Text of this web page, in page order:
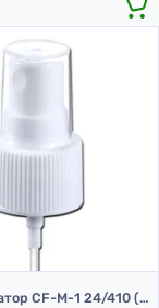
Пульверизатор CF-M-1 24/410 (белый L 230 мм (до прокладки))